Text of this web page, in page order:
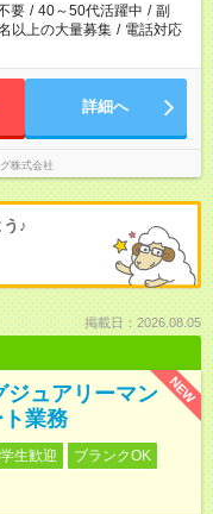
要 / 40～50代活躍中 / 副
以上の大量募集 / 電話対応
詳細へ
株式会社
♪
掲載日：2026.08.05
NEW
ジュアリーマン
業務
生歓迎
ブランクOK